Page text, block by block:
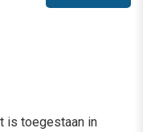
is toegestaan in